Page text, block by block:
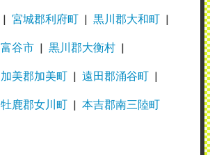
宮城郡利府町 黒川郡大和町
富谷市 黒川郡大衡村
加美郡加美町 遠田郡涌谷町
牡鹿郡女川町 本吉郡南三陸町